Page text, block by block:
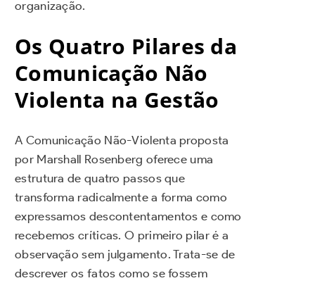
organização.
Os Quatro Pilares da
Comunicação Não
Violenta na Gestão
A Comunicação Não-Violenta proposta
por Marshall Rosenberg oferece uma
estrutura de quatro passos que
transforma radicalmente a forma como
expressamos descontentamentos e como
recebemos críticas. O primeiro pilar é a
observação sem julgamento. Trata-se de
descrever os fatos como se fossem